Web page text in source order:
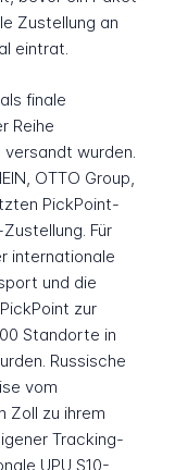
Zustellung an
eintrat.
finale
Reihe
wurden.
OTTO Group,
PickPoint-
Für
internationale
und die
zur
Standorte in
Russische
vom
Zoll zu ihrem
Tracking-
UPU S10-